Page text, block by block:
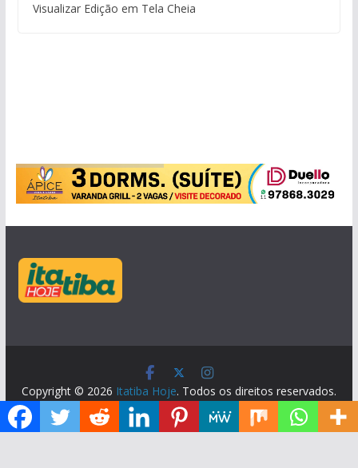
Visualizar Edição em Tela Cheia
Copyright © 2026 Itatiba Hoje. Todos os direitos reservados.
Tema:ColorMag por ThemeGrill. Powered by WordPress